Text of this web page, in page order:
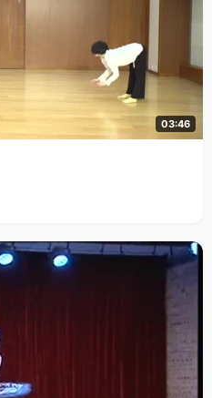
，杨清开始失眠。高一高二的孩子，
像的。杨清非常庆幸自己遇到了一群
学不进去，请假回去睡觉的时候，老
那里听课，也不会责备她，"我非常感
和生活习惯，对我，他们给予了很大
了两年，他曾经想到过要自杀。我觉
" 倔强要强的女孩 从
得好成绩就会飘飘然起来，让爸爸买
边当头喝棒："小学时候简单，高中就
是每每中招。 高二选择文理
个小聪明，"我先选择文科吧，这样理
尴尬的位置。杨清很要面子，就算得
，她也不愿意服输，坚持在文科班学
一个文科生，数学也不能放松。他发
桌说："你看，她真的做不出来
所以高二的时候，她将十分之八的时间
，她的数学发生了天翻地覆的变化，
参加数学竞赛，并且取得了不错的成
03:46